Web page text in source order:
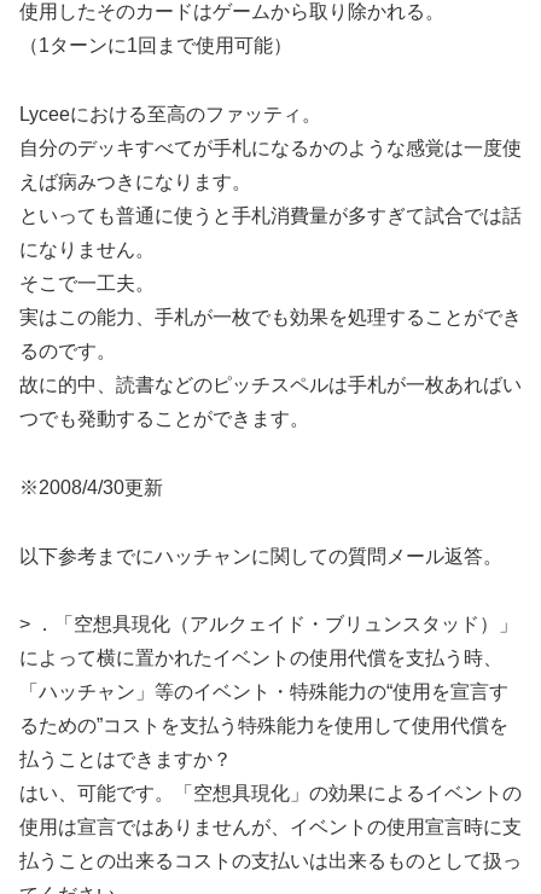
使用したそのカードはゲームから取り除かれる。
（1ターンに1回まで使用可能）
Lyceeにおける至高のファッティ。
自分のデッキすべてが手札になるかのような感覚は一度使
えば病みつきになります。
といっても普通に使うと手札消費量が多すぎて試合では話
になりません。
そこで一工夫。
実はこの能力、手札が一枚でも効果を処理することができ
るのです。
故に的中、読書などのピッチスペルは手札が一枚あればい
つでも発動することができます。
※2008/4/30更新
以下参考までにハッチャンに関しての質問メール返答。
> ．「空想具現化（アルクェイド・ブリュンスタッド）」
によって横に置かれたイベントの使用代償を支払う時、
「ハッチャン」等のイベント・特殊能力の“使用を宣言す
るための”コストを支払う特殊能力を使用して使用代償を
払うことはできますか？
はい、可能です。「空想具現化」の効果によるイベントの
使用は宣言ではありませんが、イベントの使用宣言時に支
払うことの出来るコストの支払いは出来るものとして扱っ